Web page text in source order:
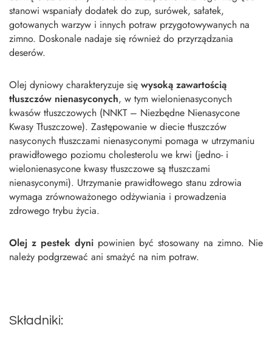
stanowi wspaniały dodatek do zup, surówek, sałatek,
gotowanych warzyw i innych potraw przygotowywanych na
zimno. Doskonale nadaje się również do przyrządzania
deserów.
Olej dyniowy charakteryzuje się wysoką zawartością
tłuszczów nienasyconych, w tym wielonienasyconych
kwasów tłuszczowych (NNKT – Niezbędne Nienasycone
Kwasy Tłuszczowe). Zastępowanie w diecie tłuszczów
nasyconych tłuszczami nienasyconymi pomaga w utrzymaniu
prawidłowego poziomu cholesterolu we krwi (jedno- i
wielonienasycone kwasy tłuszczowe są tłuszczami
nienasyconymi). Utrzymanie prawidłowego stanu zdrowia
wymaga zrównoważonego odżywiania i prowadzenia
zdrowego trybu życia.
Olej z pestek dyni powinien być stosowany na zimno. Nie
należy podgrzewać ani smażyć na nim potraw.
Składniki: